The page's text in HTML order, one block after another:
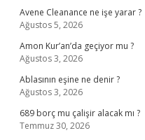
Avene Cleanance ne işe yarar ?
Ağustos 5, 2026
Amon Kur’an’da geçiyor mu ?
Ağustos 3, 2026
Ablasının eşine ne denir ?
Ağustos 3, 2026
689 borç mu çalişir alacak mı ?
Temmuz 30, 2026